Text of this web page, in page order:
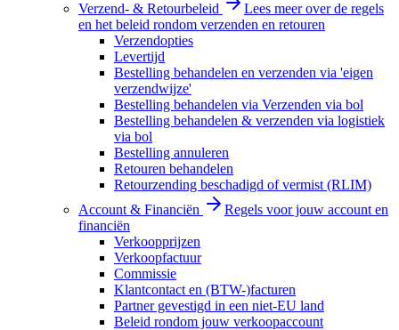
Verzend- & Retourbeleid
Lees meer over de regels
en het beleid rondom verzenden en retouren
Verzendopties
Levertijd
Bestelling behandelen en verzenden via 'eigen
verzendwijze'
Bestelling behandelen via Verzenden via bol
Bestelling behandelen & verzenden via logistiek
via bol
Bestelling annuleren
Retouren behandelen
Retourzending beschadigd of vermist (RLIM)
Account & Financiën
Regels voor jouw account en
financiën
Verkoopprijzen
Verkoopfactuur
Commissie
Klantcontact en (BTW-)facturen
Partner gevestigd in een niet-EU land
Beleid rondom jouw verkoopaccount